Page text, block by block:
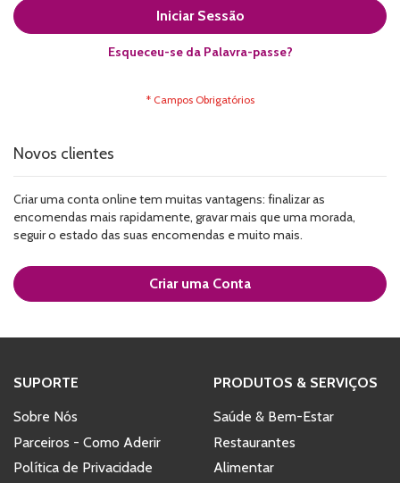
Iniciar Sessão
Esqueceu-se da Palavra-passe?
Novos clientes
Criar uma conta online tem muitas vantagens: finalizar as
encomendas mais rapidamente, gravar mais que uma morada,
seguir o estado das suas encomendas e muito mais.
Criar uma Conta
SUPORTE
Sobre Nós
Parceiros - Como Aderir
Política de Privacidade
PRODUTOS & SERVIÇOS
Saúde & Bem-Estar
Restaurantes
Alimentar